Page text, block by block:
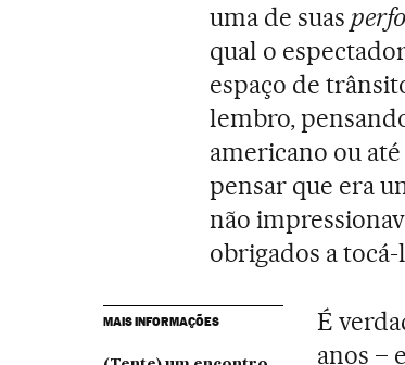
uma de suas
qual o
espaço de
lembro,
americano ou
pensar que era
não
obrigados a tocá-
MAIS INFORMAÇÕES
É
anos –